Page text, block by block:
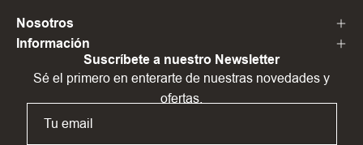
Nosotros
Información
Suscríbete a nuestro Newsletter
Sé el primero en enterarte de nuestras novedades y
ofertas.